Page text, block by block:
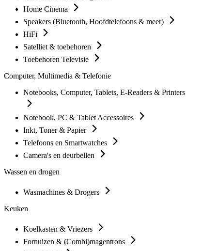
Home Cinema
Speakers (Bluetooth, Hoofdtelefoons & meer)
HiFi
Satelliet & toebehoren
Toebehoren Televisie
Computer, Multimedia & Telefonie
Notebooks, Computer, Tablets, E-Readers & Printers
Notebook, PC & Tablet Accessoires
Inkt, Toner & Papier
Telefoons en Smartwatches
Camera's en deurbellen
Wassen en drogen
Wasmachines & Drogers
Keuken
Koelkasten & Vriezers
Fornuizen & (Combi)magentrons